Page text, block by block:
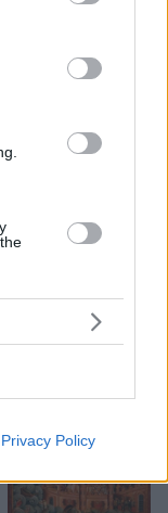
party tags to
in below Google
Privacy Policy
Τι θα πει ο
στεγαστικό